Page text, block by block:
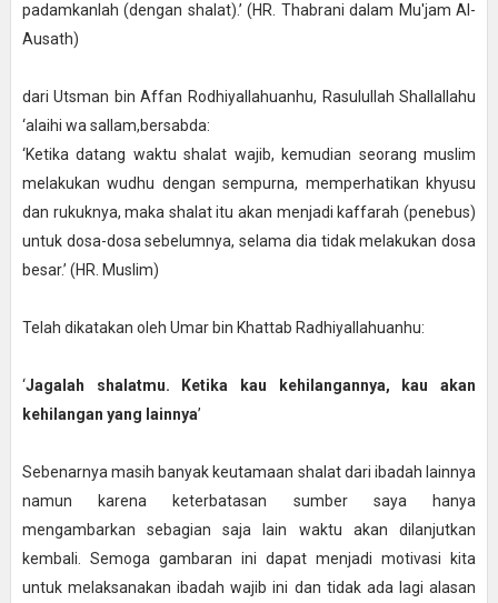
padamkanlah (dengan shalat).’ (HR. Thabrani dalam Mu'jam Al-
Ausath)
dari Utsman bin Affan Rodhiyallahuanhu, Rasulullah Shallallahu
‘alaihi wa sallam,bersabda:
‘Ketika datang waktu shalat wajib, kemudian seorang muslim
melakukan wudhu dengan sempurna, memperhatikan khyusu
dan rukuknya, maka shalat itu akan menjadi kaffarah (penebus)
untuk dosa-dosa sebelumnya, selama dia tidak melakukan dosa
besar.’ (HR. Muslim)
Telah dikatakan oleh Umar bin Khattab Radhiyallahuanhu:
‘Jagalah shalatmu. Ketika kau kehilangannya, kau akan
kehilangan yang lainnya’
Sebenarnya masih banyak keutamaan shalat dari ibadah lainnya
namun karena keterbatasan sumber saya hanya
mengambarkan sebagian saja lain waktu akan dilanjutkan
kembali. Semoga gambaran ini dapat menjadi motivasi kita
untuk melaksanakan ibadah wajib ini dan tidak ada lagi alasan